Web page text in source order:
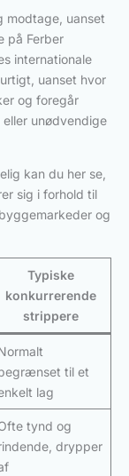
modtage, uanset
på Ferber
internationale
uanset hvor
og foregår
unødvendige
kan du her se,
sig i forhold til
og
Typiske
konkurrerende
strippere
til et
lag
tynd og
drypper